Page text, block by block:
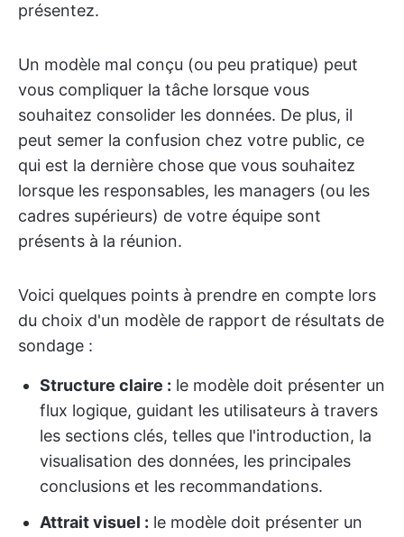
présentez.
Un modèle mal conçu (ou peu pratique) peut
vous compliquer la tâche lorsque vous
souhaitez consolider les données. De plus, il
peut semer la confusion chez votre public, ce
qui est la dernière chose que vous souhaitez
lorsque les responsables, les managers (ou les
cadres supérieurs) de votre équipe sont
présents à la réunion.
Voici quelques points à prendre en compte lors
du choix d'un modèle de rapport de résultats de
sondage :
Structure claire : le modèle doit présenter un
flux logique, guidant les utilisateurs à travers
les sections clés, telles que l'introduction, la
visualisation des données, les principales
conclusions et les recommandations.
Attrait visuel : le modèle doit présenter un